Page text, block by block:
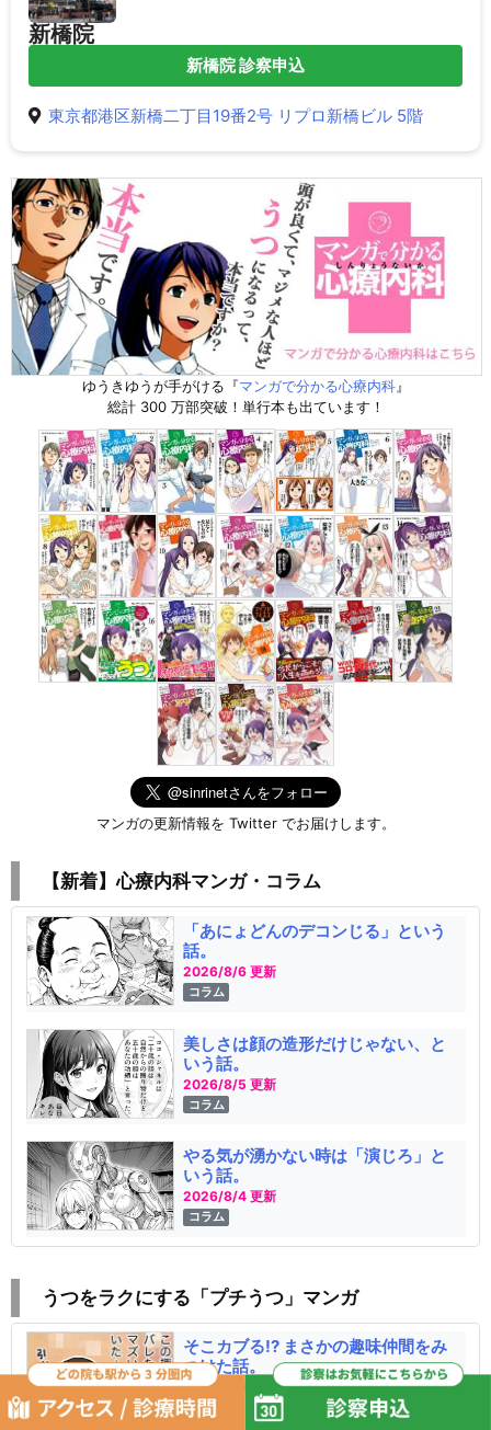
新橋院
新橋院 診察申込
東京都港区新橋二丁目19番2号 リプロ新橋ビル 5階
ゆうきゆうが手がける『マンガで分かる心療内科』
総計 300 万部突破！単行本も出ています！
マンガの更新情報を Twitter でお届けします。
【新着】心療内科マンガ・コラム
「あにょどんのデコンじる」という
話。
2026/8/6 更新
コラム
美しさは顔の造形だけじゃない、と
いう話。
2026/8/5 更新
コラム
やる気が湧かない時は「演じろ」と
いう話。
2026/8/4 更新
コラム
うつをラクにする「プチうつ」マンガ
そこカブる!? まさかの趣味仲間をみ
つけた話。
2026/8/4 更新
プチうつ